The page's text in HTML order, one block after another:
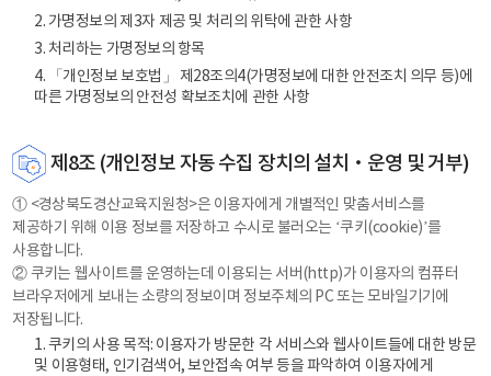
2. 가명정보의 제3자 제공 및 처리의 위탁에 관한 사항
3. 처리하는 가명정보의 항목
4. 「개인정보 보호법」 제28조의4(가명정보에 대한 안전조치 의무 등)에
따른 가명정보의 안전성 확보조치에 관한 사항
제8조 (개인정보 자동 수집 장치의 설치‧운영 및 거부)
① <경상북도경산교육지원청>은 이용자에게 개별적인 맞춤서비스를
제공하기 위해 이용 정보를 저장하고 수시로 불러오는 ‘쿠키(cookie)’를
사용합니다.
② 쿠키는 웹사이트를 운영하는데 이용되는 서버(http)가 이용자의 컴퓨터
브라우저에게 보내는 소량의 정보이며 정보주체의 PC 또는 모바일기기에
저장됩니다.
1. 쿠키의 사용 목적: 이용자가 방문한 각 서비스와 웹사이트들에 대한 방문
및 이용형태, 인기검색어, 보안접속 여부 등을 파악하여 이용자에게